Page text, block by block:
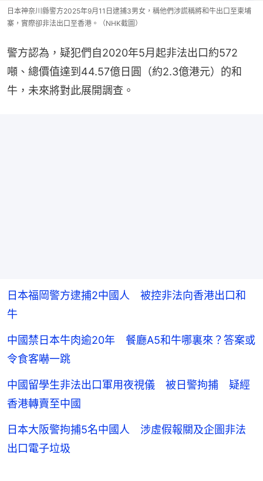
日本神奈川縣警方2025年9月11日逮捕3男女，稱他們涉謊稱將和牛出口至柬埔
寨，實際卻非法出口至香港。（NHK截圖）
警方認為，疑犯們自2020年5月起非法出口約572
噸、總價值達到44.57億日圓（約2.3億港元）的和
牛，未來將對此展開調查。
日本福岡警方逮捕2中國人 被控非法向香港出口和
牛
中國禁日本牛肉逾20年 餐廳A5和牛哪裏來？答案或
令食客嚇一跳
中國留學生非法出口軍用夜視儀 被日警拘捕 疑經
香港轉賣至中國
日本大阪警拘捕5名中國人 涉虛假報關及企圖非法
出口電子垃圾